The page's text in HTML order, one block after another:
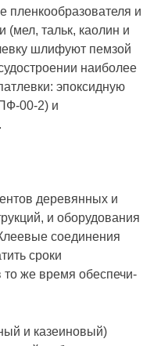
пленкообразователя и
(мел, тальк, каолин и
шлифуют пемзой
наиболее
эпоксидную
00-2) и
деревянных и
и оборудования
соединения
сроки
то же время обеспечи­
и ка­зеиновый)